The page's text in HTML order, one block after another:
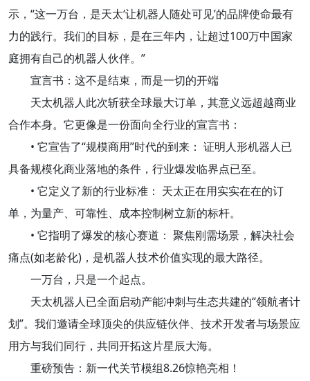
示，“这一万台，是天太‘让机器人随处可见’的品牌使命最有
力的践行。我们的目标，是在三年内，让超过100万中国家
庭拥有自己的机器人伙伴。”
宣言书：这不是结束，而是一切的开端
天太机器人此次斩获全球最大订单，其意义远超越商业
合作本身。它更像是一份面向全行业的宣言书：
• 它宣告了“规模商用”时代的到来： 证明人形机器人已
具备规模化商业落地的条件，行业爆发临界点已至。
• 它定义了新的行业标准： 天太正在用实实在在的订
单，为量产、可靠性、成本控制树立新的标杆。
• 它指明了爆发的核心赛道： 聚焦刚需场景，解决社会
痛点(如老龄化)，是机器人技术价值实现的最大路径。
一万台，只是一个起点。
天太机器人已全面启动产能冲刺与生态共建的“领航者计
划”。我们邀请全球顶尖的供应链伙伴、技术开发者与场景应
用方与我们同行，共同开拓这片星辰大海。
重磅预告：新一代关节模组8.26惊艳亮相！